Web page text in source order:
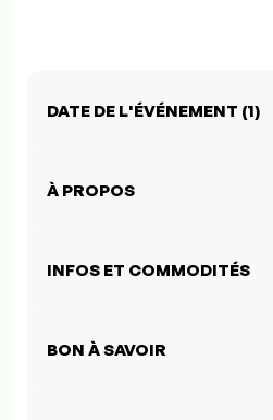
DATE DE L'ÉVÉNEMENT (1)
À PROPOS
INFOS ET COMMODITÉS
BON À SAVOIR